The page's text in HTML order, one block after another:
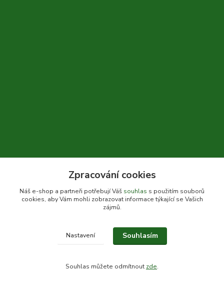
+420 604 310 066
© Bylinky Krkoška 2020-2026
Zpracování cookies
Náš e-shop a partneři potřebují Váš souhlas s použitím souborů
cookies, aby Vám mohli zobrazovat informace týkající se Vašich
zájmů.
Nastavení Souhlasím
Souhlas můžete odmítnout zde.